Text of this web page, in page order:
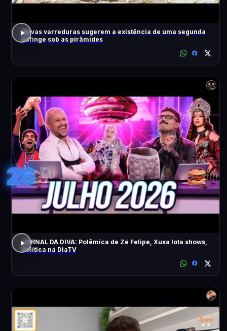
Novas varreduras sugerem a existência de uma segunda
Esfinge sob as pirâmides
26
JORNAL DA DIVA: Polêmica de Zé Felipe, Xuxa lota shows,
Política na DiaTV